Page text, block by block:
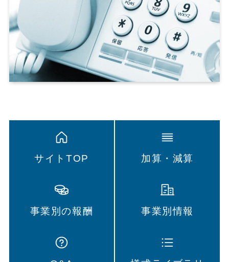
サイトTOP 加算・減算
事業別の報酬 事業別情報